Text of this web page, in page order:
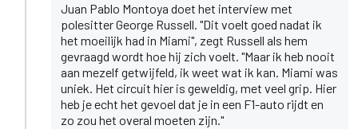
Juan Pablo Montoya doet het interview met
polesitter George Russell. "Dit voelt goed nadat ik
het moeilijk had in Miami", zegt Russell als hem
gevraagd wordt hoe hij zich voelt. "Maar ik heb nooit
aan mezelf getwijfeld, ik weet wat ik kan. Miami was
uniek. Het circuit hier is geweldig, met veel grip. Hier
heb je echt het gevoel dat je in een F1-auto rijdt en
zo zou het overal moeten zijn."